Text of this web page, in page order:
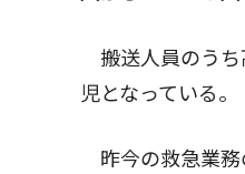
搬送人員のうち
児となっている。
昨今の救急業務